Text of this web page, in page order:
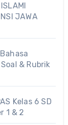
JAWA
& Rubrik
Kelas 6 SD
1 & 2